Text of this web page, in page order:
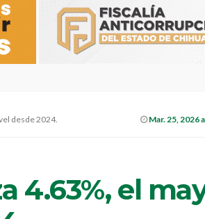
desde 2024. Mar. 25, 2026
4.63%, el